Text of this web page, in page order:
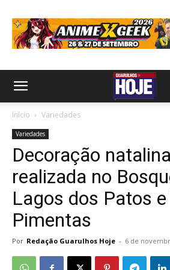
Início Variedades
Variedades
Decoração
realizada no
Lagos dos Patos
Pimentas
Por Redação Guarulhos Hoje - 6 de